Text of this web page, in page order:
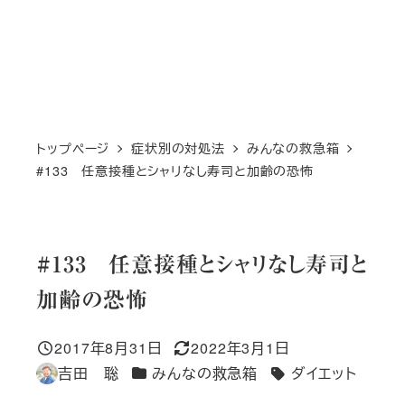
トップページ 症状別の対処法
みんなの救急箱
#133 任意接種とシャリなし寿司と加齢の恐怖
#133 任意接種とシャリなし寿司と
加齢の恐怖
投稿日
2017年8月31日
更新日
2022年3月1日
著
吉田 聡 カテゴリー
みんなの救急箱
タグ
ダイエット